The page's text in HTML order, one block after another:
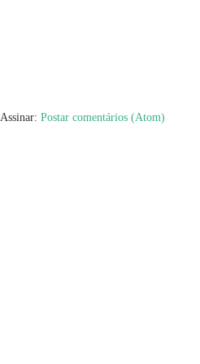
Assinar: Postar comentários (Atom)